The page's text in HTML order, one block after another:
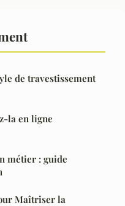
de travestissement
la en ligne
métier : guide
Maîtriser la